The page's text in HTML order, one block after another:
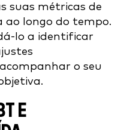
suas métricas de
ao longo do tempo.
lo a identificar
o seu
E